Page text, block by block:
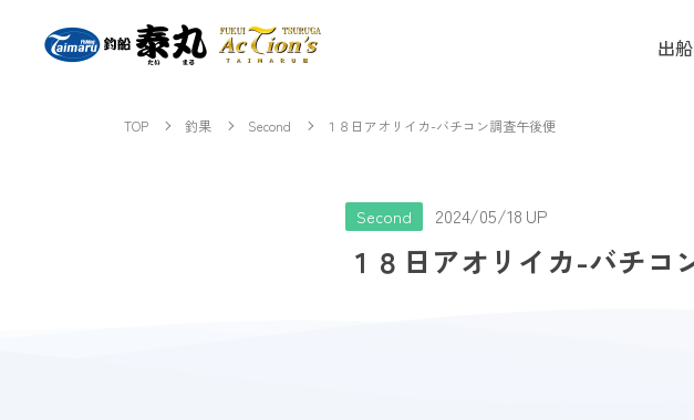
出
TOP 釣果 Second １８日アオリイカ-バチコン調査午後便
Second 2024/05/18 UP
１８日アオリイカ-バチコ